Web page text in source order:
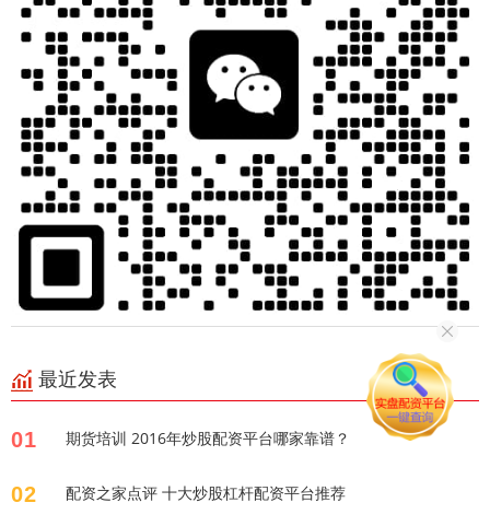
最近发表
01 期货培训 2016年炒股配资平台哪家靠谱？
02 配资之家点评 十大炒股杠杆配资平台推荐